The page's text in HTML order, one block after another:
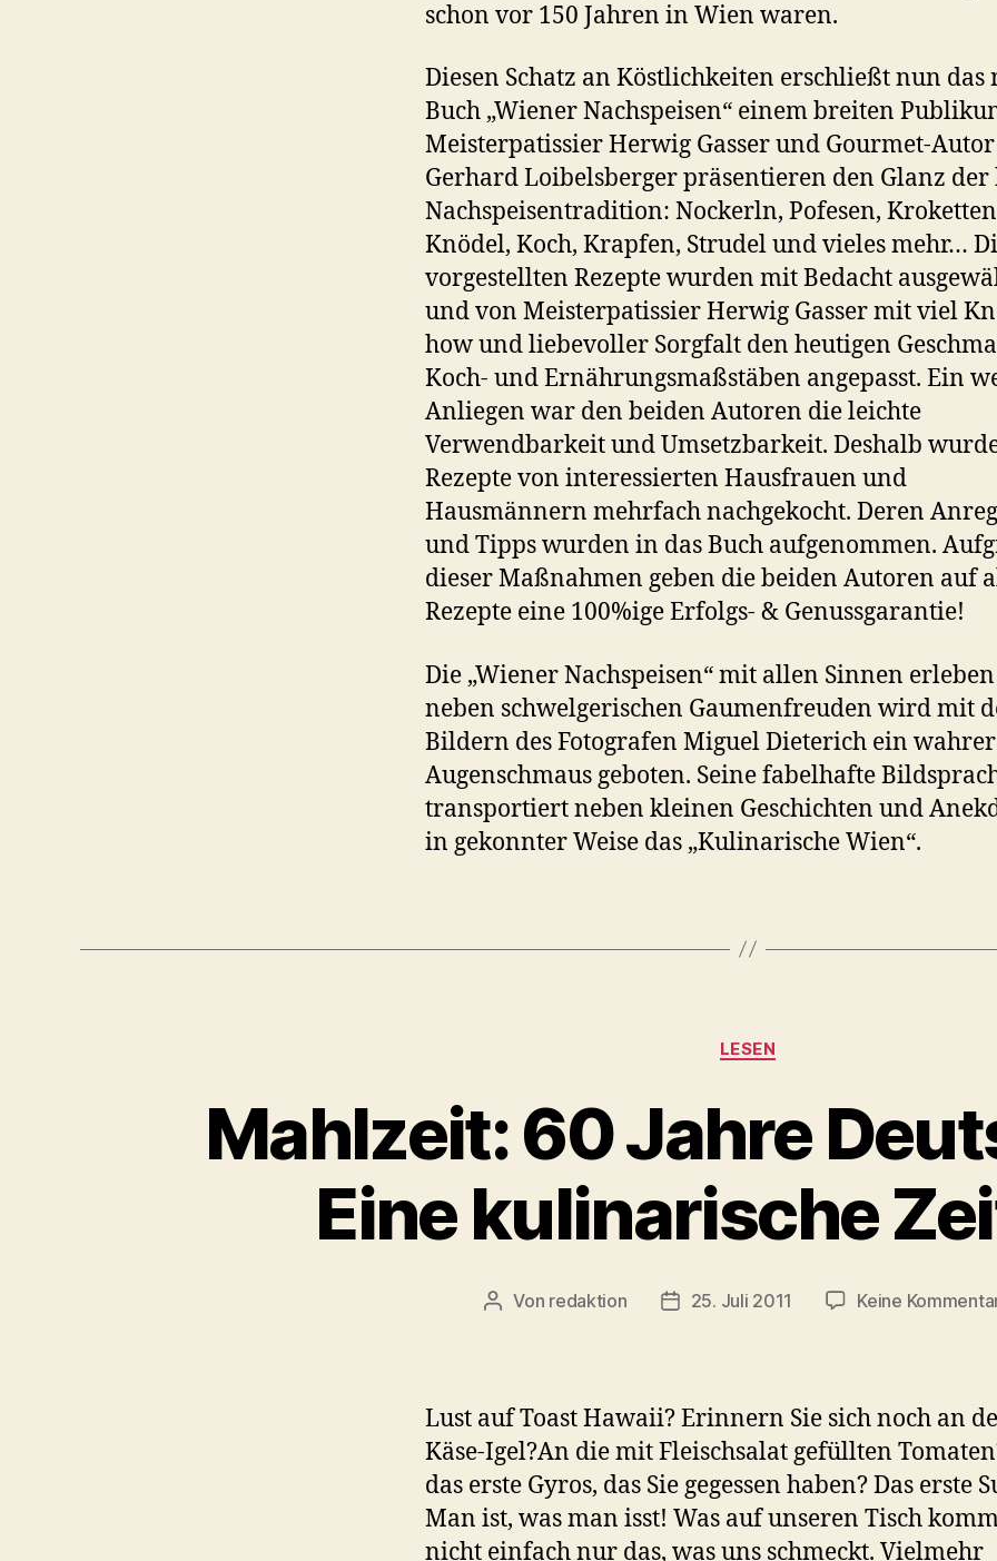
schon vor 150 Jahren in Wien waren.
Diesen Schatz an Köstlichkeiten erschließt nun das
Buch „Wiener Nachspeisen“ einem breiten
Meisterpatissier Herwig Gasser und Gourmet-Autor
Gerhard Loibelsberger präsentieren den Glanz der
Nachspeisentradition: Nockerln, Pofesen,
Knödel, Koch, Krapfen, Strudel und vieles mehr…
vorgestellten Rezepte wurden mit Bedacht
und von Meisterpatissier Herwig Gasser mit viel
how und liebevoller Sorgfalt den heutigen
Koch- und Ernährungsmaßstäben angepasst. Ein
Anliegen war den beiden Autoren die leichte
Verwendbarkeit und Umsetzbarkeit. Deshalb
Rezepte von interessierten Hausfrauen und
Hausmännern mehrfach nachgekocht. Deren
und Tipps wurden in das Buch aufgenommen.
dieser Maßnahmen geben die beiden Autoren auf
Rezepte eine 100%ige Erfolgs- & Genussgarantie!
Die „Wiener Nachspeisen“ mit allen Sinnen
neben schwelgerischen Gaumenfreuden wird mit
Bildern des Fotografen Miguel Dieterich ein wahrer
Augenschmaus geboten. Seine fabelhafte
transportiert neben kleinen Geschichten und
in gekonnter Weise das „Kulinarische Wien“.
Kategorien
LESEN
Mahlzeit: 60 Jahre
Eine kulinarische
Beitragsautor
Von redaktion Veröffentlichungsdatum
25. Juli 2011 Keine
Lust auf Toast Hawaii? Erinnern Sie sich noch an
Käse-Igel?An die mit Fleischsalat gefüllten
das erste Gyros, das Sie gegessen haben? Das erste
Man ist, was man isst! Was auf unseren Tisch
nicht einfach nur das, was uns schmeckt. Vielmehr